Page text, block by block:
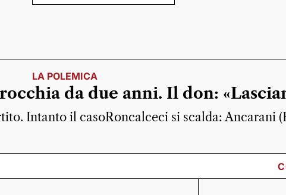
LA POLEMICA
da due anni. Il don:
Intanto il casoRoncalceci si scalda: Ancarani